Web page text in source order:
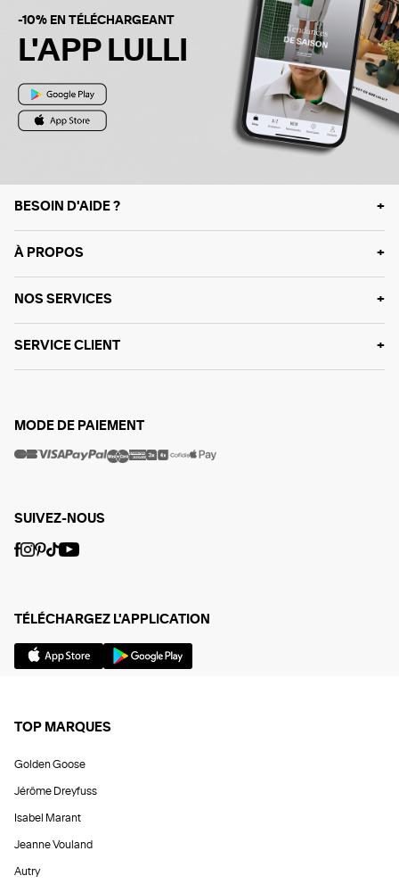
-10% EN TÉLÉCHARGEANT
L'APP LULLI
BESOIN D'AIDE ?
À PROPOS
NOS SERVICES
SERVICE CLIENT
MODE DE PAIEMENT
SUIVEZ-NOUS
TÉLÉCHARGEZ L'APPLICATION
TOP MARQUES
Golden Goose
Jérôme Dreyfuss
Isabel Marant
Jeanne Vouland
Autry